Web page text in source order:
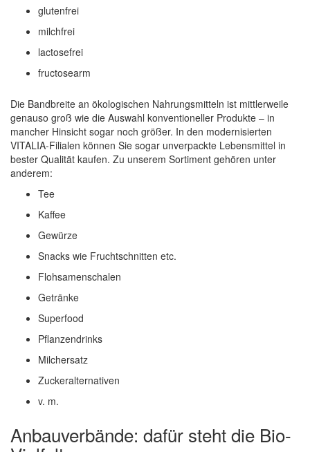
glutenfrei
milchfrei
lactosefrei
fructosearm
Die Bandbreite an ökologischen Nahrungsmitteln ist mittlerweile
genauso groß wie die Auswahl konventioneller Produkte – in
mancher Hinsicht sogar noch größer. In den modernisierten
VITALIA-Filialen können Sie sogar unverpackte Lebensmittel in
bester Qualität kaufen. Zu unserem Sortiment gehören unter
anderem:
Tee
Kaffee
Gewürze
Snacks wie Fruchtschnitten etc.
Flohsamenschalen
Getränke
Superfood
Pflanzendrinks
Milchersatz
Zuckeralternativen
v. m.
Anbauverbände: dafür steht die Bio-